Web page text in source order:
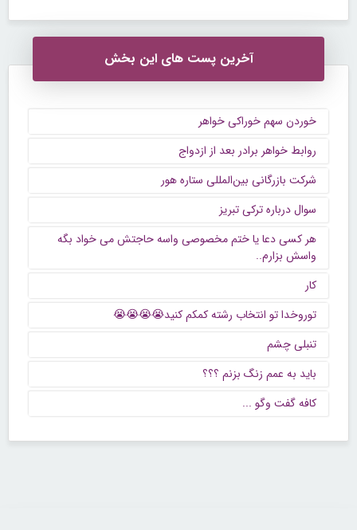
آخرین پست های این بخش
خوردن سهم خوراکی خواهر
روابط خواهر برادر بعد از ازدواج
شرکت بازرگانی بین‌المللی ستاره هور
سوال درباره ترکی تبریز
هر کسی دعا یا ختم مخصوصی واسه حاجتش می خواد بگه
واسش بزارم..
کار
توروخدا تو انتخاب رشته کمکم کنید😭😭😭😭
تنبلی چشم
باید به عمم زنگ بزنم ؟؟؟
كافه گفت وگو ...